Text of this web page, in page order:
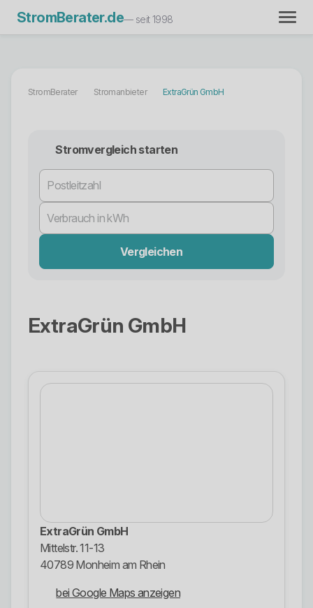
StromBerater.de— seit 1998
StromBerater Stromanbieter ExtraGrün GmbH
Stromvergleich starten
Vergleichen
ExtraGrün GmbH
ExtraGrün GmbH
Mittelstr. 11-13
40789 Monheim am Rhein
bei Google Maps anzeigen